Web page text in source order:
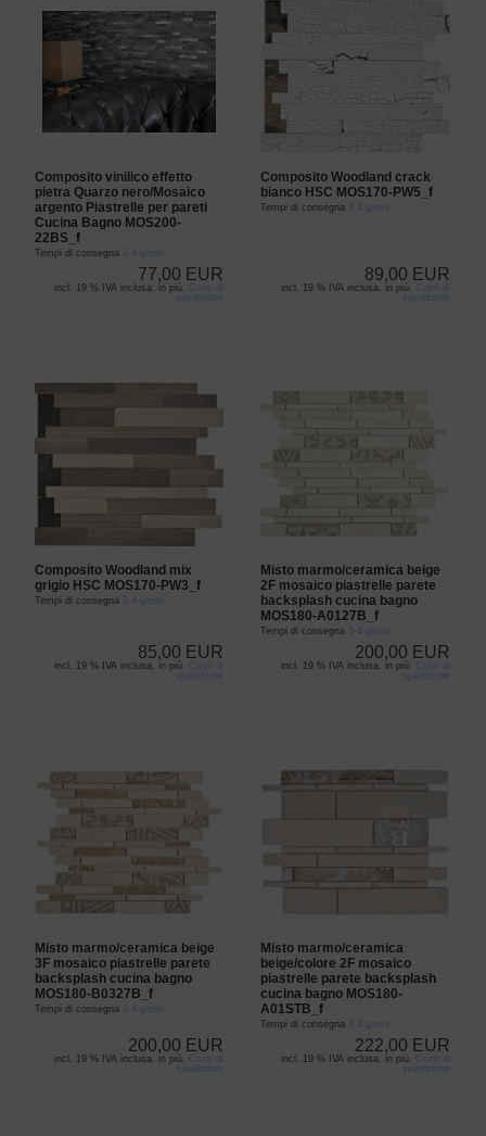
Composito vinilico effetto
pietra Quarzo nero/Mosaico
argento Piastrelle per pareti
Cucina Bagno MOS200-
22BS_f
Tempi di consegna 3-4 giorni
77,00 EUR
incl. 19 % IVA inclusa. in più.
Costi di
spedizione
Composito Woodland crack
bianco HSC MOS170-PW5_f
Tempi di consegna 3-4 giorni
89,00 EUR
incl. 19 % IVA inclusa. in più.
Costi di
spedizione
Composito Woodland mix
grigio HSC MOS170-PW3_f
Tempi di consegna 3-4 giorni
85,00 EUR
incl. 19 % IVA inclusa. in più.
Costi di
spedizione
Misto marmo/ceramica beige
2F mosaico piastrelle parete
backsplash cucina bagno
MOS180-A0127B_f
Tempi di consegna 3-4 giorni
200,00 EUR
incl. 19 % IVA inclusa. in più.
Costi di
spedizione
Misto marmo/ceramica beige
3F mosaico piastrelle parete
backsplash cucina bagno
MOS180-B0327B_f
Tempi di consegna 3-4 giorni
200,00 EUR
incl. 19 % IVA inclusa. in più.
Costi di
spedizione
Misto marmo/ceramica
beige/colore 2F mosaico
piastrelle parete backsplash
cucina bagno MOS180-
A01STB_f
Tempi di consegna 3-4 giorni
222,00 EUR
incl. 19 % IVA inclusa. in più.
Costi di
spedizione